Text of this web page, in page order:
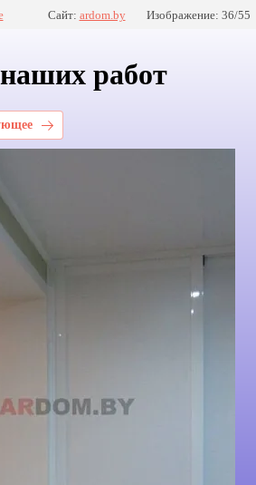
Сайт: ardom.by Изображение: 36/55
работ